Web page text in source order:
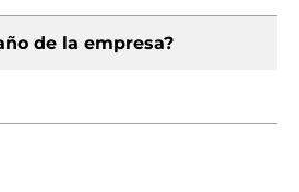
de la empresa?